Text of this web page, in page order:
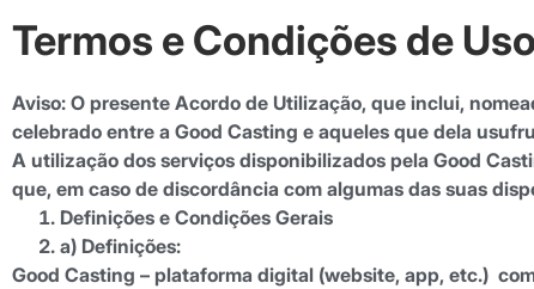
Termos e Condições de
Aviso: O presente Acordo de Utilização, que inclui,
celebrado entre a Good Casting e aqueles que dela
A utilização dos serviços disponibilizados pela Good
que, em caso de discordância com algumas das suas
Definições e Condições Gerais
a) Definições:
Good Casting – plataforma digital (website, app, etc.)